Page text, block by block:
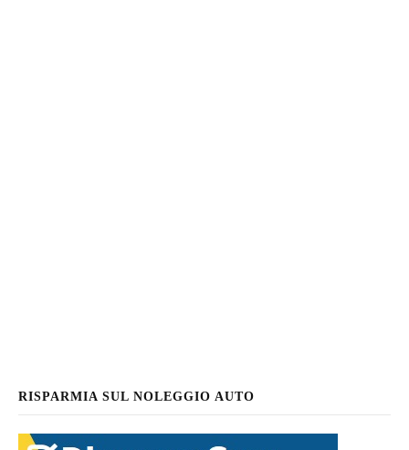
RISPARMIA SUL NOLEGGIO AUTO